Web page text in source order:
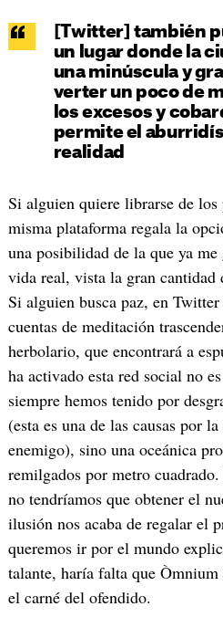
[Twitter] también
un lugar donde la
una minúscula y
verter un poco de
los excesos y
permite el
realidad
Si alguien quiere librarse de
misma plataforma regala la
una posibilidad de la que ya
vida real, vista la gran cantidad
Si alguien busca paz, en
cuentas de meditación
herbolario, que encontrará a
ha activado esta red social no
siempre hemos tenido por
(esta es una de las causas por
enemigo), sino una oceánica
remilgados por metro
no tendríamos que obtener el
ilusión nos acaba de regalar el
queremos ir por el mundo
talante, haría falta que
el carné del ofendido.